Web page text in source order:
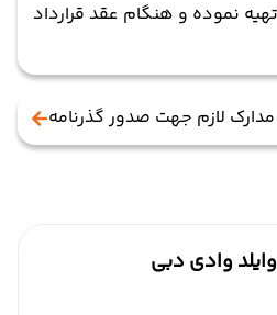
نموده و هنگام عقد قرارداد
مدارک لازم جهت صدور گذرنامه
وادی دبی